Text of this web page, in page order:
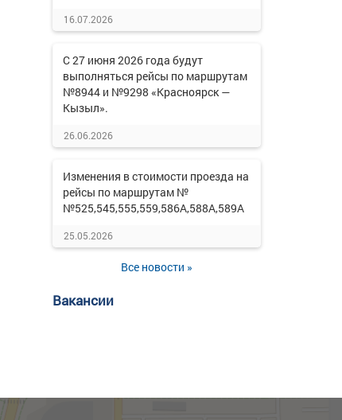
16.07.2026
С 27 июня 2026 года будут
выполняться рейсы по маршрутам
№8944 и №9298 «Красноярск —
Кызыл».
26.06.2026
Изменения в стоимости проезда на
рейсы по маршрутам №
№525,545,555,559,586А,588А,589А
25.05.2026
Все новости »
Вакансии